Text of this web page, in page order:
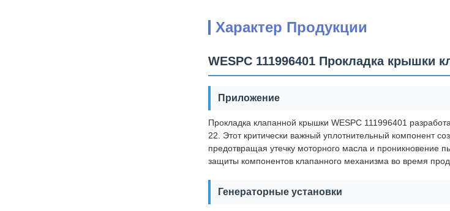
Характер Продукции
WESPC 111996401 Прокладка крышки
Приложение
Прокладка клапанной крышки WESPC 111996401
22. Этот критически важный уплотнительный компонент
предотвращая утечку моторного масла и проникновение
защиты компонентов клапанного механизма во время
Генераторные установки